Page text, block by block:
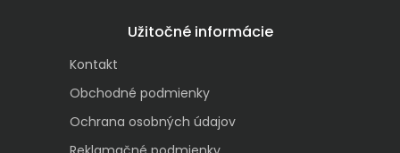
Užitočné informácie
Kontakt
Obchodné podmienky
Ochrana osobných údajov